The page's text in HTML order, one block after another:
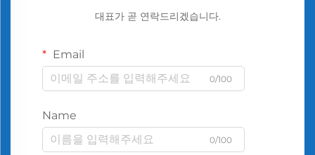
대표가 곧 연락드리겠습니다.
Email
0/100
Name
0/100